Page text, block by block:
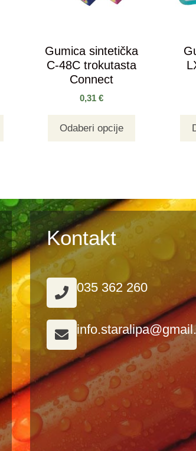
Gumica sintetička
C-48C trokutasta
Connect
0,31€
Odaberi opcije
Kontakt
035 362 260